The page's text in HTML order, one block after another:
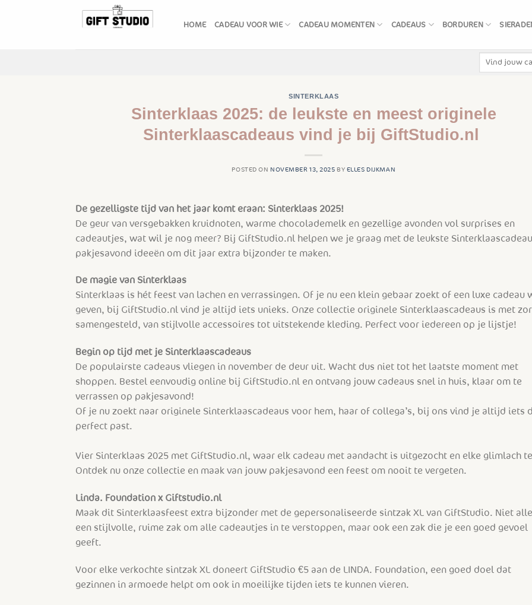
HOME CADEAU VOOR WIE CADEAU MOMENTEN CADEAUS BORDUREN
Zoeken
SINTERKLAAS
Sinterklaas 2025: de leukste en meest originele
Sinterklaascadeaus vind je bij GiftStudio.nl
POSTED ONNOVEMBER 13, 2025 BY ELLES DIJKMAN
De gezelligste tijd van het jaar komt eraan: Sinterklaas 2025!
De geur van versgebakken kruidnoten, warme chocolademelk en gezellige avonden vol surprises en
cadeautjes, wat wil je nog meer? Bij GiftStudio.nl helpen we je graag met de leukste
pakjesavond ideeën om dit jaar extra bijzonder te maken.
De magie van Sinterklaas
Sinterklaas is hét feest van lachen en verrassingen. Of je nu een klein gebaar zoekt of een luxe cadeau
geven, bij GiftStudio.nl vind je altijd iets unieks. Onze collectie originele Sinterklaascadeaus is met
samengesteld, van stijlvolle accessoires tot uitstekende kleding. Perfect voor iedereen op je lijstje!
Begin op tijd met je Sinterklaascadeaus
De populairste cadeaus vliegen in november de deur uit. Wacht dus niet tot het laatste moment met
shoppen. Bestel eenvoudig online bij GiftStudio.nl en ontvang jouw cadeaus snel in huis, klaar om te
verrassen op pakjesavond!
Of je nu zoekt naar originele Sinterklaascadeaus voor hem, haar of collega’s, bij ons vind je altijd iets
perfect past.
Vier Sinterklaas 2025 met GiftStudio.nl, waar elk cadeau met aandacht is uitgezocht en elke glimlach
Ontdek nu onze collectie en maak van jouw pakjesavond een feest om nooit te vergeten.
Linda. Foundation x Giftstudio.nl
Maak dit Sinterklaasfeest extra bijzonder met de gepersonaliseerde sintzak XL van GiftStudio. Niet
een stijlvolle, ruime zak om alle cadeautjes in te verstoppen, maar ook een zak die je een goed gevoel
geeft.
Voor elke verkochte sintzak XL doneert GiftStudio €5 aan de LINDA. Foundation, een goed doel dat
gezinnen in armoede helpt om ook in moeilijke tijden iets te kunnen vieren.